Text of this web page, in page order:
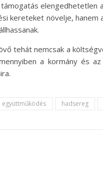
elengedhetetlen
kereteket növelje,
tehát nemcsak a
a kormány és
együttműködés hadsereg